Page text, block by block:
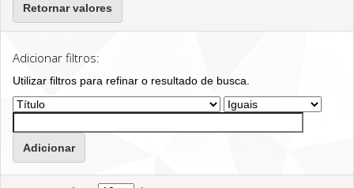
Retornar valores
Adicionar filtros:
Utilizar filtros para refinar o resultado de busca.